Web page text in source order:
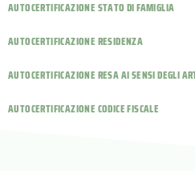
AUTOCERTIFICAZIONE STATO DI FAMIGLIA
AUTOCERTIFICAZIONE RESIDENZA
AUTOCERTIFICAZIONE RESA AI SENSI DEGLI
AUTOCERTIFICAZIONE CODICE FISCALE